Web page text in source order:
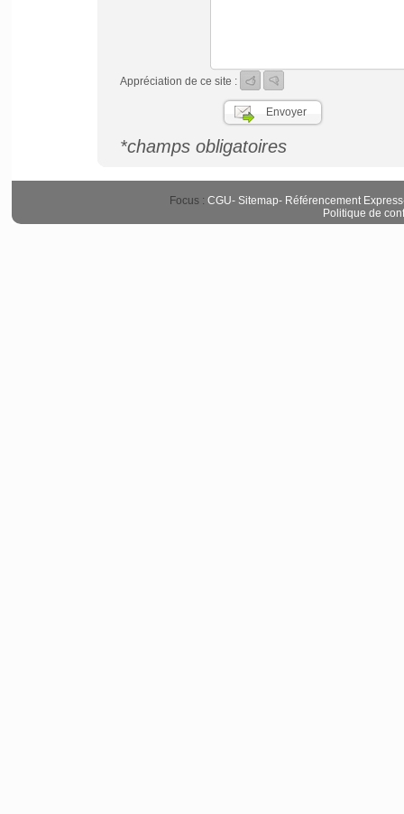
Appréciation de ce site :
*champs obligatoires
Focus : CGU- Sitemap- Référencement Express
Politique de